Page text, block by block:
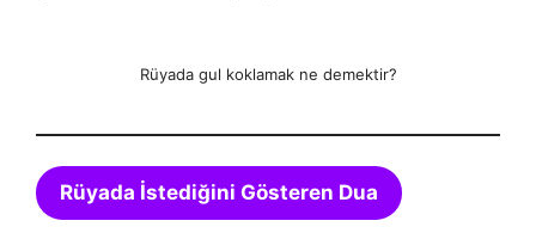
Rüyada gul koklamak ne demektir?
Rüyada İstediğini Gösteren Dua